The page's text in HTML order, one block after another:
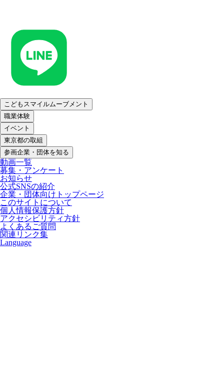
こどもスマイルムーブメント
職業体験
イベント
東京都の取組
参画企業・団体を知る
動画一覧
募集・アンケート
お知らせ
公式SNSの紹介
企業・団体向けトップページ
このサイトについて
個人情報保護方針
アクセシビリティ方針
よくあるご質問
関連リンク集
Language